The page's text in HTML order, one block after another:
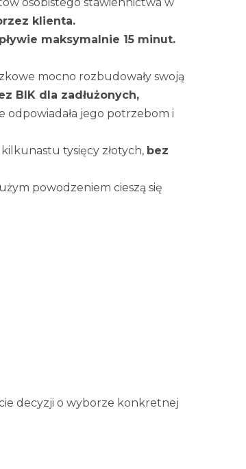
klienta.
maksymalnie 15 minut.
mocno rozbudowały swoją
BIK dla zadłużonych,
odpowiadała jego potrzebom i
tysięcy złotych, bez
powodzeniem cieszą się
decyzji o wyborze konkretnej